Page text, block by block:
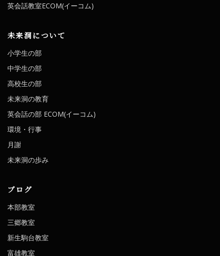
英会話教室ECOM(イーコム)
未来洞について
小学生の部
中学生の部
高校生の部
未来洞の教育
英会話の部 ECOM(イーコム)
環境・行事
月謝
未来洞の歩み
ブログ
本部教室
三郷教室
新生駒台教室
富雄教室